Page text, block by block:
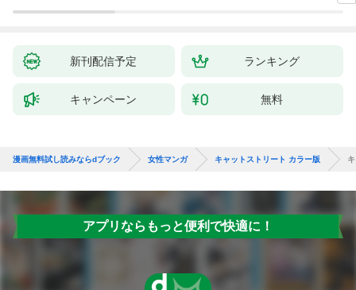
新刊配信予定 ランキング
キャンペーン 無料
漫画無料試し読みならdブック 女性マンガ キャットストリート カラー版
アプリならもっと便利で快適に！